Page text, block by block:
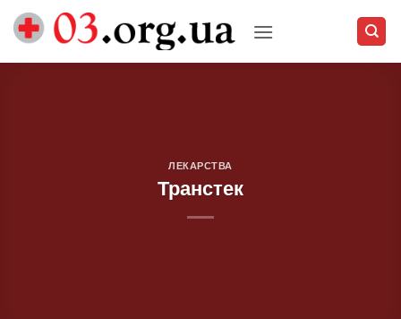
Skip
ЛЕКАРСТВА
Транстек